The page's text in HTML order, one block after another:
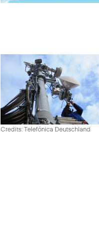
Credits: Telefónica Deutschland